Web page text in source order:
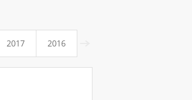
2017 2016